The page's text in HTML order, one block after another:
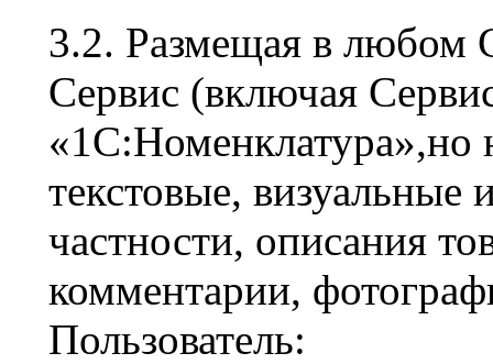
3.2. Размещая в любом
Сервис (включая
«1С:Номенклатура»,но
текстовые,
частности, описания
комментарии,
Пользователь: